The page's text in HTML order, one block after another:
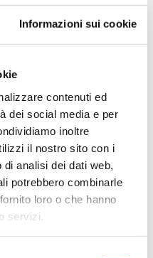
Informazioni sui cookie
contenuti ed
dei social media e per
inoltre
il nostro sito con i
analisi dei dati web,
potrebbero combinarle
loro o che hanno
servizi.
link :https://www.fad-